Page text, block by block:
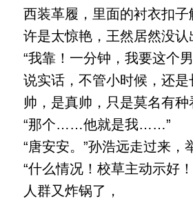
西装革履，里面的衬衣扣子
许是太惊艳，王然居然没认
“我靠！一分钟，我要这个
说实话，不管小时候，还是
帅，是真帅，只是莫名有种
“那个……他就是我……”
“唐安安。”孙浩远走过来，
“什么情况！校草主动示好！
人群又炸锅了，